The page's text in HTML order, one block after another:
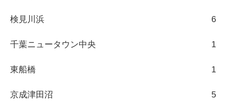
検見川浜 6
千葉ニュータウン中央 1
東船橋 1
京成津田沼 5